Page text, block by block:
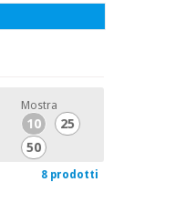
Mostra
10
25
50
8 prodotti